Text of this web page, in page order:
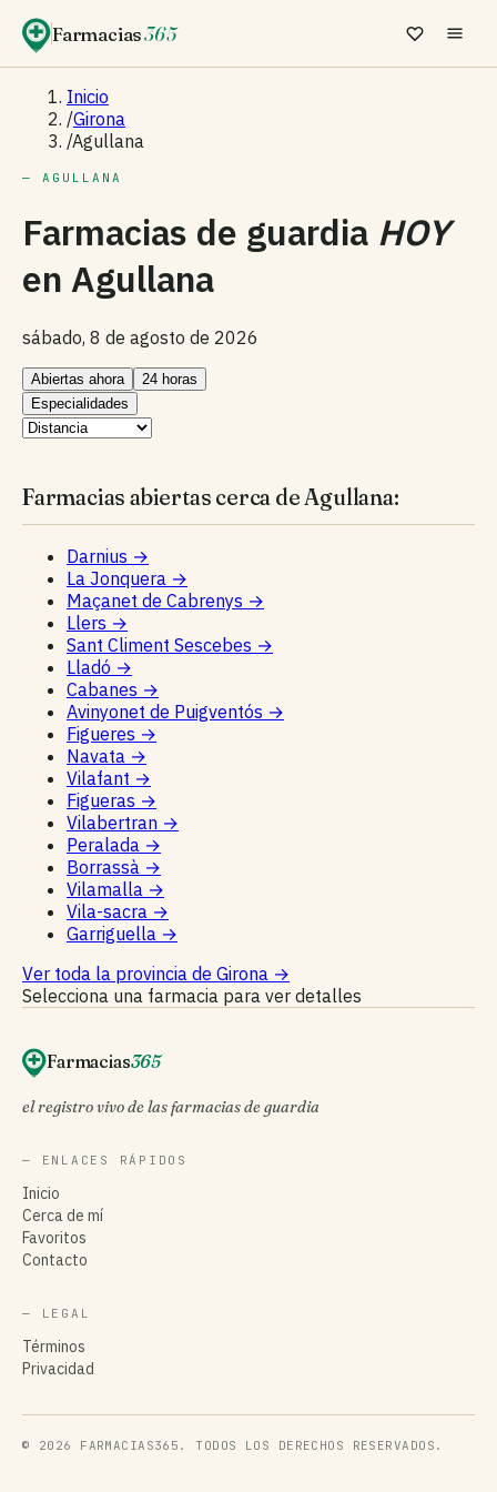
Farmacias365
Inicio
/Girona
/Agullana
— AGULLANA
Farmacias de guardia HOY
en Agullana
sábado, 8 de agosto de 2026
Abiertas ahora
24 horas
Especialidades
Farmacias abiertas cerca de Agullana:
Darnius →
La Jonquera →
Maçanet de Cabrenys →
Llers →
Sant Climent Sescebes →
Lladó →
Cabanes →
Avinyonet de Puigventós →
Figueres →
Navata →
Vilafant →
Figueras →
Vilabertran →
Peralada →
Borrassà →
Vilamalla →
Vila-sacra →
Garriguella →
Ver toda la provincia de Girona →
Selecciona una farmacia para ver detalles
Farmacias365
el registro vivo de las farmacias de guardia
— ENLACES RÁPIDOS
Inicio
Cerca de mí
Favoritos
Contacto
— LEGAL
Términos
Privacidad
© 2026 FARMACIAS365. TODOS LOS DERECHOS RESERVADOS.